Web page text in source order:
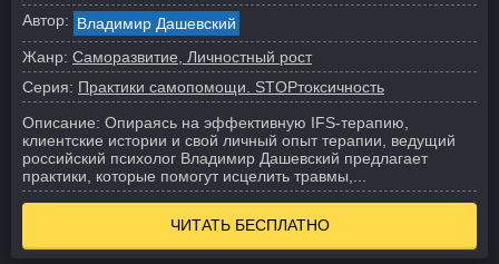
Автор: Владимир Дашевский
Жанр: Саморазвитие, Личностный рост
Серия: Практики самопомощи. STOPтоксичность
Описание: Опираясь на эффективную IFS-терапию,
клиентские истории и свой личный опыт терапии, ведущий
российский психолог Владимир Дашевский предлагает
практики, которые помогут исцелить травмы,...
ЧИТАТЬ БЕСПЛАТНО